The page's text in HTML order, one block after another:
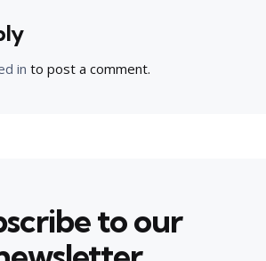
in to post a comment.
to our